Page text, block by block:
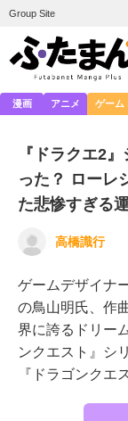
Group Site
漫画 アニメ ゲーム
『ドラクエ2
った？ ローレ
た悲惨すぎる
高橋識行
ゲームデザイナ
の鳥山明氏、作
界に誇るドリー
ンクエスト』シ
『ドラゴンク